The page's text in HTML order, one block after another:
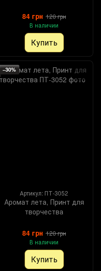
84 грн 120 грн
В наличии
Купить
−30%
Артикул: ПТ-3052
Аромат лета, Принт для
творчества
84 грн 120 грн
В наличии
Купить